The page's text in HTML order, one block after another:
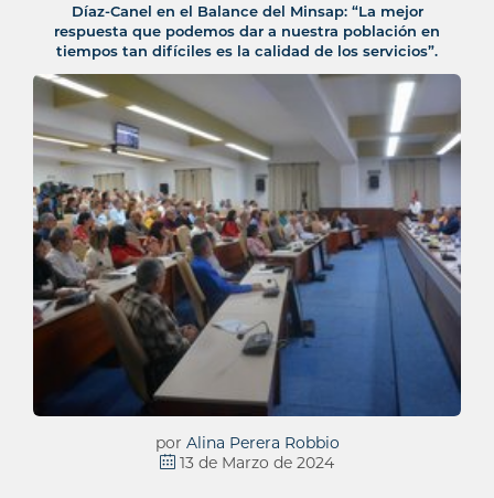
Díaz-Canel en el Balance del Minsap: “La mejor
respuesta que podemos dar a nuestra población en
tiempos tan difíciles es la calidad de los servicios”.
por Alina Perera Robbio
13 de Marzo de 2024